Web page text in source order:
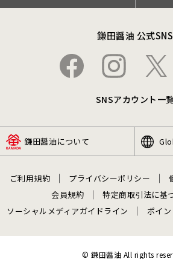
鎌田醤油 公式SNS
SNSアカウント一
鎌田醤油について
ご利用規約 プライバシーポリシー
会員規約
特定商取引法に基
ソーシャルメディアガイドライン
ポイ
© 鎌田醤油 All rights